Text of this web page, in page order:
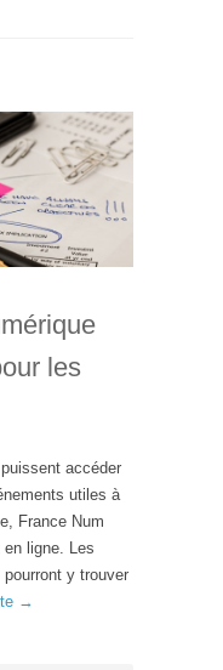
les
accéder
utiles à
France Num
en ligne. Les
y trouver
→